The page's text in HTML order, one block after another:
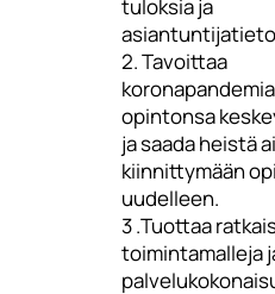
tuloksia ja
2. Tavoittaa
opintonsa
ja saada heistä
kiinnittymään
uudelleen.
3 .Tuottaa
toimintamalleja